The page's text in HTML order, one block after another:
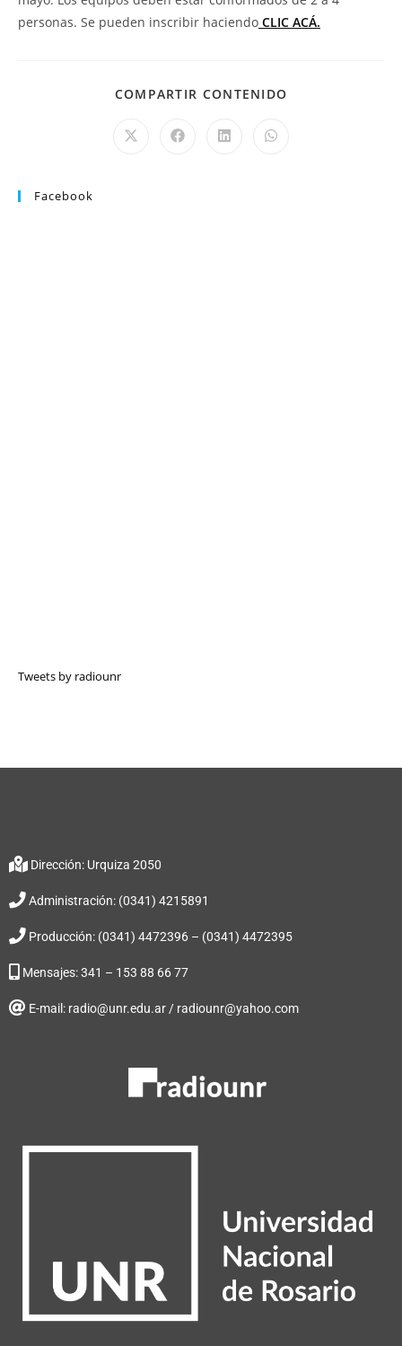
personas. Se pueden inscribir haciendo CLIC ACÁ.
COMPARTIR CONTENIDO
Facebook
Tweets by radiounr
Dirección: Urquiza 2050
Administración: (0341) 4215891
Producción: (0341) 4472396 – (0341) 4472395
Mensajes: 341 – 153 88 66 77
E-mail: radio@unr.edu.ar / radiounr@yahoo.com